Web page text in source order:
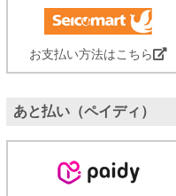
お支払い方法はこちら
あと払い（ペイディ）